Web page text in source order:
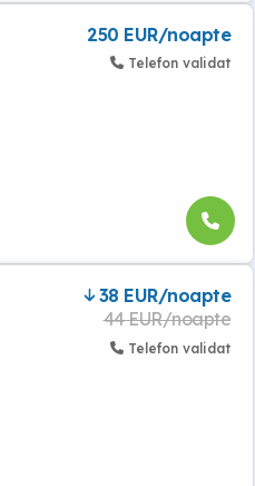
250 EUR/noapte
Telefon validat
38 EUR/noapte
44 EUR/noapte
Telefon validat